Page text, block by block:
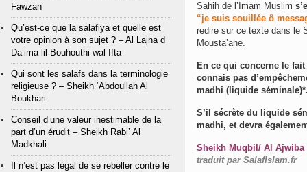
Sahih de l’Imam Muslim
“je suis souillée ô
redire sur ce texte dans le
Mousta’ane.
En ce qui concerne le
connais pas
madhi (liquide
S’il sécrète du liquide
madhi, et devra
Sheikh Muqbil/ Al Ajwiba
traduit par SalafIslam.fr
Fawzan
Qu’est-ce que la salafiya et quelle est
votre opinion à son sujet ? – Al Lajna d
Da’ima lil Bouhouthi wal Ifta
Qui sont les salafs dans la terminologie
religieuse ? – Sheikh ‘Abdoullah Al
Boukhari
Conseil d’une valeur inestimable de la
part d’un érudit – Sheikh Rabi’ Al
Madkhali
Il n’est pas légal de se rebeller contre le